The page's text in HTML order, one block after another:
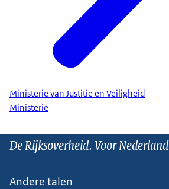
Ministerie van Justitie en Veiligheid
Ministerie
De Rijksoverheid. Voor Nederland
Andere talen